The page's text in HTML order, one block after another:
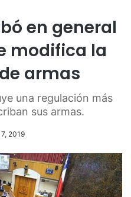
en general
modifica la
armas
una regulación más
sus armas.
2019